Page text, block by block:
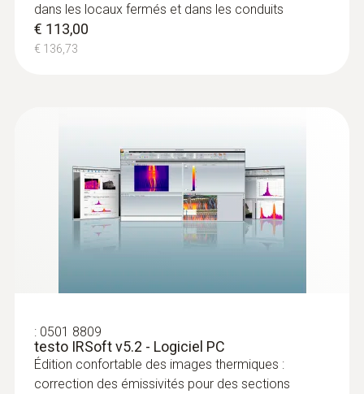
Détecter une rupture de canalisation avec
certitude à l’aide d’une caméra thermique
tuyauteries difficiles d’accès, p. ex. de
tuyaux encastrés
toits plats
Détecter les zones entièrement humides
d’une toiture : grâce aux différences de
température (telles qu’elles se présentent
dans les locaux fermés et dans les conduits
€ 113,00
€ 136,73
: 0501 8809
testo IRSoft v5.2 - Logiciel PC
Édition confortable des images thermiques :
correction des émissivités pour des sections